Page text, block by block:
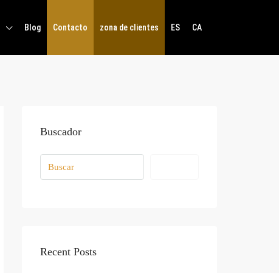
Blog Contacto zona de clientes ES CA
Buscador
Recent Posts